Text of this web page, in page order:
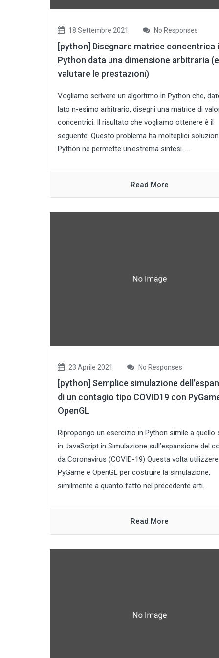
18 Settembre 2021 No Responses
[python] Disegnare matrice concentrica
Python data una dimensione arbitraria (e
valutare le prestazioni)
Vogliamo scrivere un algoritmo in Python che,
lato n-esimo arbitrario, disegni una matrice di
concentrici. Il risultato che vogliamo ottenere è il
seguente: Questo problema ha molteplici
Python ne permette un’estrema sintesi. ...
Read More
23 Aprile 2021 No Responses
[python] Semplice simulazione
di un contagio tipo COVID19 con
OpenGL
Ripropongo un esercizio in Python simile a quello
in JavaScript in Simulazione sull’espansione del
da Coronavirus (COVID-19) Questa volta
PyGame e OpenGL per costruire la simulazione,
similmente a quanto fatto nel precedente arti...
Read More